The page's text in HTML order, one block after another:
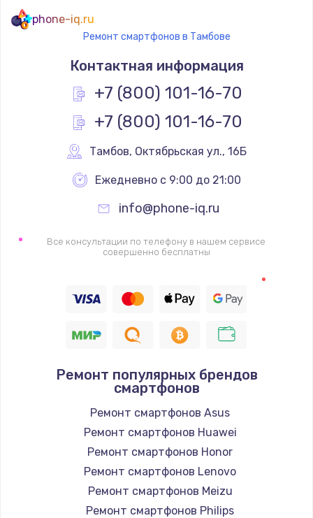
900 руб.
Заказать
900 руб.
Заказать
Не работает
1400 руб.
Восстановление цепи питания, пайка
Заказать
Программный ремонт/прошивка
Заказать
Замена Bluetooth/Wi-Fi модуля
800 руб.
Заказать
phone-iq.ru
Ремонт смартфонов в Тамбове
Контактная информация
+7 (800) 101-16-70
+7 (800) 101-16-70
Тамбов, Октябрьская ул., 16Б
Ежедневно с 9:00 до 21:00
info@phone-iq.ru
Все консультации по телефону в нашем сервисе
совершенно бесплатны
Ремонт популярных брендов
смартфонов
Ремонт смартфонов Asus
Ремонт смартфонов Huawei
Ремонт смартфонов Honor
Ремонт смартфонов Lenovo
Ремонт смартфонов Meizu
Ремонт смартфонов Philips